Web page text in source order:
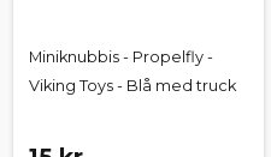
Miniknubbis - Propelfly -
Viking Toys - Blå med truck